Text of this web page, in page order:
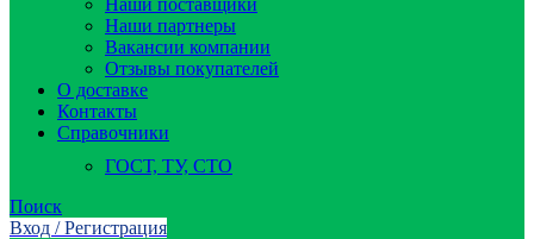
Наши партнеры
Вакансии компании
Отзывы покупателей
О доставке
Контакты
Справочники
ГОСТ, ТУ, СТО
Поиск
Вход / Регистрация